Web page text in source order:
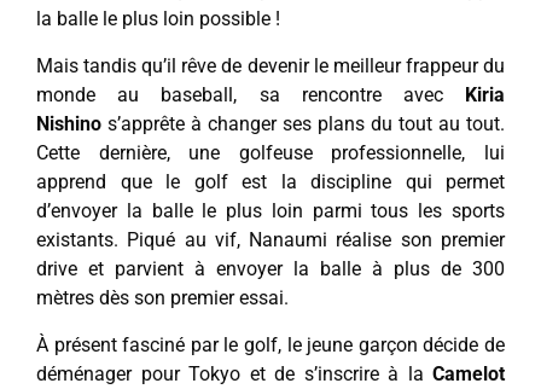
la balle le plus loin possible !
Mais tandis qu’il rêve de devenir le meilleur frappeur du
monde au baseball, sa rencontre avec Kiria
Nishino s’apprête à changer ses plans du tout au tout.
Cette dernière, une golfeuse professionnelle, lui
apprend que le golf est la discipline qui permet
d’envoyer la balle le plus loin parmi tous les sports
existants. Piqué au vif, Nanaumi réalise son premier
drive et parvient à envoyer la balle à plus de 300
mètres dès son premier essai.
À présent fasciné par le golf, le jeune garçon décide de
déménager pour Tokyo et de s’inscrire à la Camelot